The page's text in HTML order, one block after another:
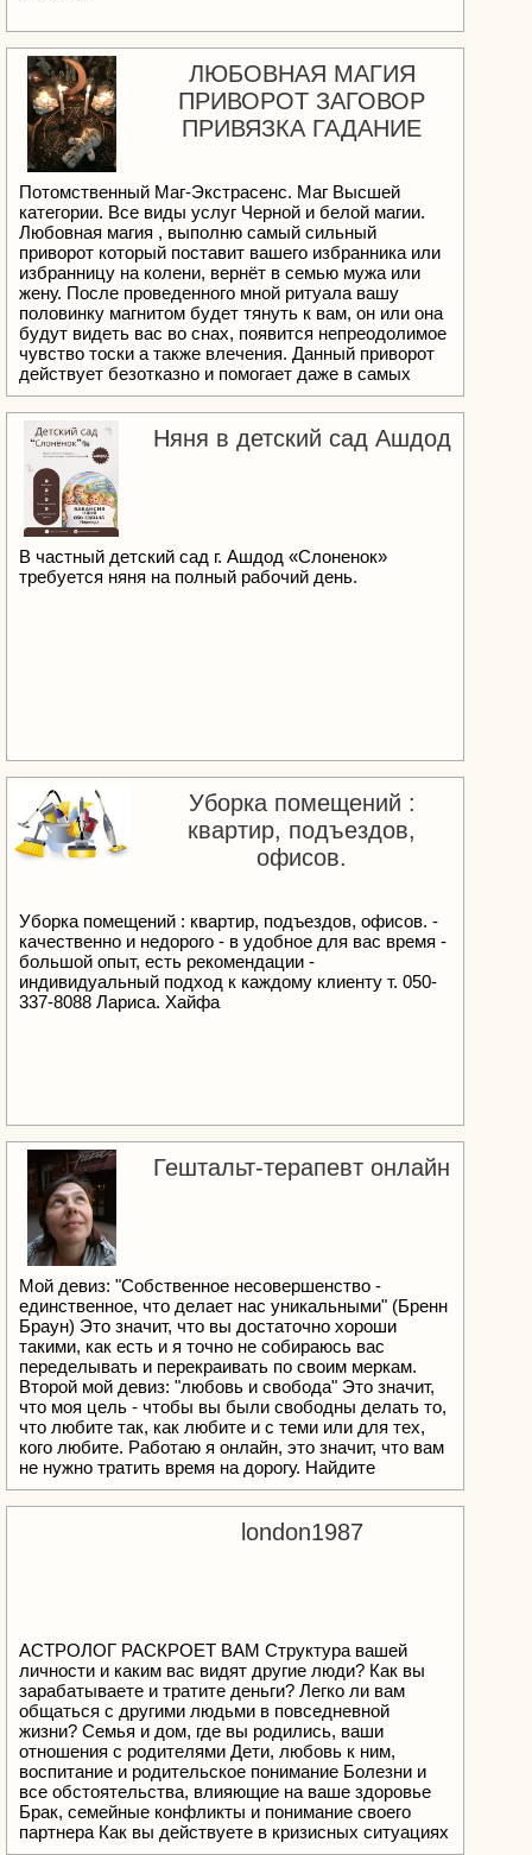
19, 21, AK47, WESTERN UNION TRANSFER,
DRIVER LICENSE, HACKING, BANK NOTES,
PASSPORTS ETC... Delivery and Quality 100%
Guaranteed. No prescription required! Customer Safety
and Satisfaction 100% Guaranteed. We Offer Discrete
and Anonymous Delivery/Shipping with Tracking
Number SECURE PAYMENT METHOD:
BITCOIN,USDT,ETH etc. WhatsApp: +1 548-509-7984
Telegram: @Dionlamp Email: davidramasan (@)
gmail.com
ЛЮБОВНАЯ МАГИЯ
ПРИВОРОТ ЗАГОВОР
ПРИВЯЗКА ГАДАНИЕ
Потомственный Маг-Экстрасенс. Маг Высшей
категории. Все виды услуг Черной и белой магии.
Любовная магия , выполню самый сильный
приворот который поставит вашего избранника или
избранницу на колени, вернёт в семью мужа или
жену. После проведенного мной ритуала вашу
половинку магнитом будет тянуть к вам, он или она
будут видеть вас во снах, появится непреодолимое
чувство тоски а также влечения. Данный приворот
действует безотказно и помогает даже в самых
тяжелых случаях. Результат проявляется на 3 й
день после проведения. Быстрое и эффективное
решение самых сложных жизненных ситуаций
независимо от срока их давности и вашего
вероисповедания. Индивидуальный подход к
каждому клиенту Бизнес Магия Снятие Порчи,
Родового Проклятия, Венца безбрачия Все виды
услуг Черной и Белой Магии Приворот, Привязка,
Привороты различного вида и сложности: Черное
Венчание, Кладбищенский приворот, Приворот по
Няня в детский сад Ашдод
В частный детский сад г. Ашдод «Слоненок»
требуется няня на полный рабочий день.
Уборка помещений :
квартир, подъездов,
офисов.
Уборка помещений : квартир, подъездов, офисов. -
качественно и недорого - в удобное для вас время -
большой опыт, есть рекомендации -
индивидуальный подход к каждому клиенту т. 050-
337-8088 Лариса. Хайфа
Гештальт-терапевт онлайн
Мой девиз: "Собственное несовершенство -
единственное, что делает нас уникальными" (Бренн
Браун) Это значит, что вы достаточно хороши
такими, как есть и я точно не собираюсь вас
переделывать и перекраивать по своим меркам.
Второй мой девиз: "любовь и свобода" Это значит,
что моя цель - чтобы вы были свободны делать то,
что любите так, как любите и с теми или для тех,
кого любите. Работаю я онлайн, это значит, что вам
не нужно тратить время на дорогу. Найдите
спокойное, тихое место, из которого вы будете со
мной связываться, такое, чтобы вам никто не
мешал и напишите мне на вотсап, чтобы назначить
london1987
АСТРОЛОГ РАСКРОЕТ ВАМ Структура вашей
личности и каким вас видят другие люди? Как вы
зарабатываете и тратите деньги? Легко ли вам
общаться с другими людьми в повседневной
жизни? Семья и дом, где вы родились, ваши
отношения с родителями Дети, любовь к ним,
воспитание и родительское понимание Болезни и
все обстоятельства, влияющие на ваше здоровье
Брак, семейные конфликты и понимание своего
партнера Как вы действуете в кризисных ситуациях